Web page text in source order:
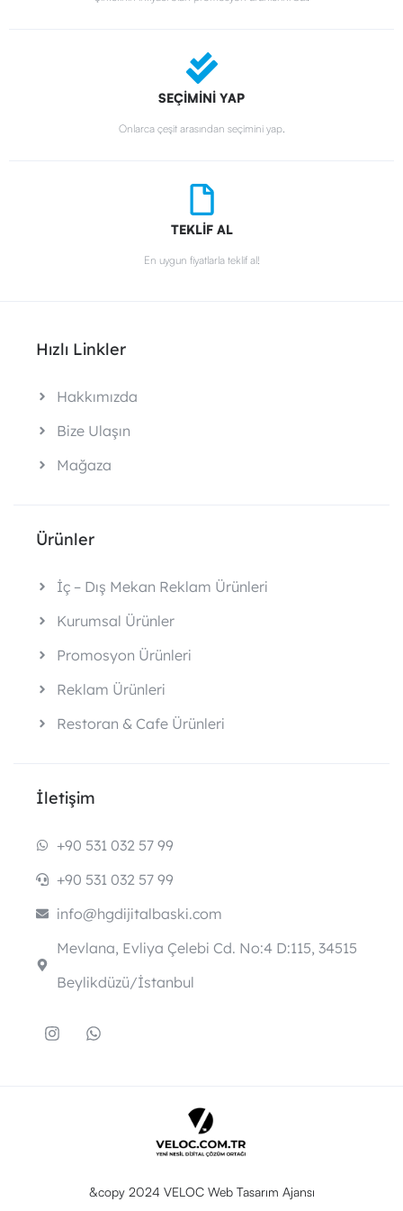
SEÇİMİNİ YAP
Onlarca çeşit arasından seçimini yap.
TEKLİF AL
En uygun fiyatlarla teklif al!
Hızlı Linkler
Hakkımızda
Bize Ulaşın
Mağaza
Ürünler
İç – Dış Mekan Reklam Ürünleri
Kurumsal Ürünler
Promosyon Ürünleri
Reklam Ürünleri
Restoran & Cafe Ürünleri
İletişim
+90 531 032 57 99
+90 531 032 57 99
info@hgdijitalbaski.com
Mevlana, Evliya Çelebi Cd. No:4 D:115, 34515
Beylikdüzü/İstanbul
&copy 2024 VELOC Web Tasarım Ajansı